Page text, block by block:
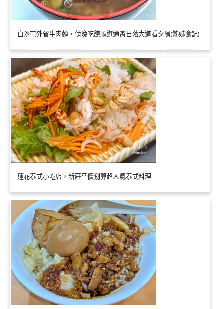
白沙屯外省牛肉麵，傍晚吃飽順遊通霄日落大道看夕陽(姊姊食記)
蓮花泰式小吃店，新莊平價划算超人氣泰式料理